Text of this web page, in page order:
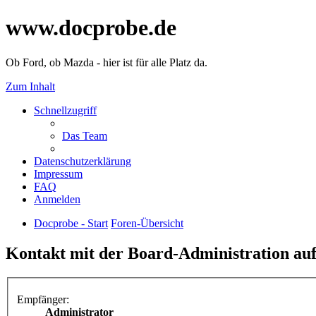
www.docprobe.de
Ob Ford, ob Mazda - hier ist für alle Platz da.
Zum Inhalt
Schnellzugriff
Das Team
Datenschutzerklärung
Impressum
FAQ
Anmelden
Docprobe - Start Foren-Übersicht
Kontakt mit der Board-Administration
Empfänger:
Administrator